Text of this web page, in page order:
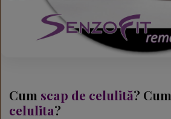
Cum scap de celulită? Cum
celulita?